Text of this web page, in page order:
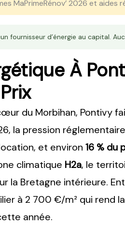
MaPrimeRénov’ 2026 et aides
fournisseur d’énergie au capital.
À
du Morbihan, Pontivy
la pression
et environ 16 % du
climatique H2a, le
la Bretagne intérieure.
à 2 700 €/m² qui rend
année.